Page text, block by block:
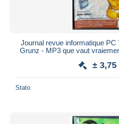
Journal revue informatique PC
Grunz - MP3 que vaut
± 3,75
Stato